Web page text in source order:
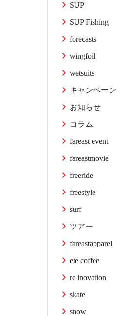
SUP
SUP Fishing
forecasts
wingfoil
wetsuits
キャンペーン
お知らせ
コラム
fareast event
fareastmovie
freeride
freestyle
surf
ツアー
fareastapparel
ete coffee
re inovation
skate
snow